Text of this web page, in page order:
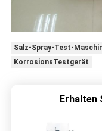
Salz-Spray-Test-
KorrosionsTestgerät
Erhalten